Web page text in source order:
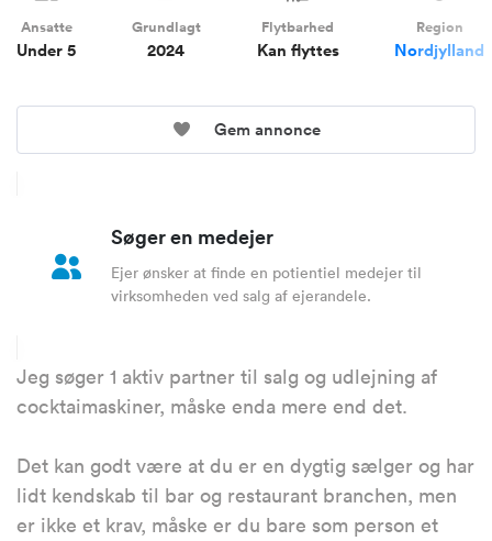
Ansatte
Under 5
Grundlagt
2024
Flytbarhed
Kan flyttes
Region
Nordjylland
Gem annonce
Søger en medejer
Ejer ønsker at finde en potientiel medejer til
virksomheden ved salg af ejerandele.
Jeg søger 1 aktiv partner til salg og udlejning af
cocktaimaskiner, måske enda mere end det.
Det kan godt være at du er en dygtig sælger og har
lidt kendskab til bar og restaurant branchen, men
er ikke et krav, måske er du bare som person et